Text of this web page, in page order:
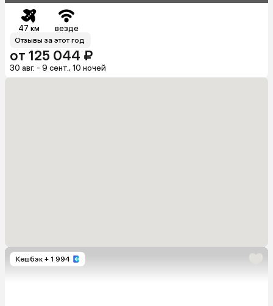
47 км везде
Отзывы за этот год
от 125 044 ₽
30 авг. - 9 сент., 10 ночей
Кешбэк + 1 994